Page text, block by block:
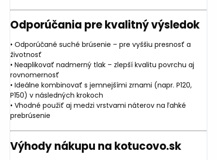
Odporúčania pre kvalitný výsledok
• Odporúčané suché brúsenie – pre vyššiu presnosť a
životnosť
• Neaplikovať nadmerný tlak – zlepší kvalitu povrchu aj
rovnomernosť
• Ideálne kombinovať s jemnejšími zrnami (napr. P120,
P150) v následných krokoch
• Vhodné použiť aj medzi vrstvami náterov na ľahké
prebrúsenie
Výhody nákupu na kotucovo.sk